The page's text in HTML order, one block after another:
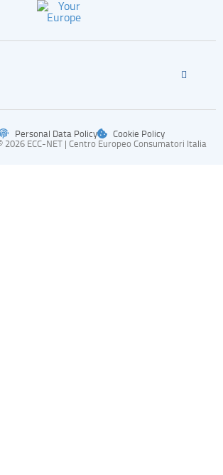
ECC-NET | Centro Europeo Consumatori Italia
Personal Data Policy Cookie Policy